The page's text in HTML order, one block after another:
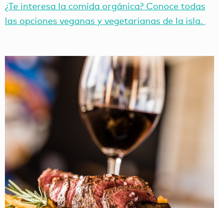
¿Te interesa la comida orgánica? Conoce todas
las opciones veganas y vegetarianas de la isla.